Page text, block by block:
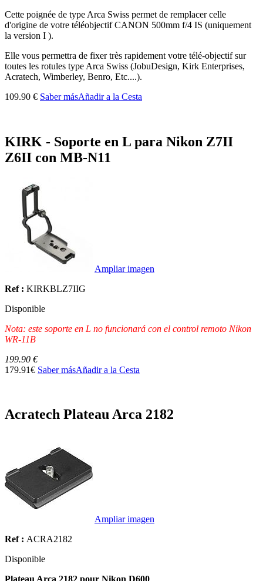
Cette poignée de type Arca Swiss permet de remplacer celle
d'origine de votre téléobjectif CANON 500mm f/4 IS (uniquement
la version I ).
Elle vous permettra de fixer très rapidement votre télé-objectif sur
toutes les rotules type Arca Swiss (JobuDesign, Kirk Enterprises,
Acratech, Wimberley, Benro, Etc....).
109.90 € Saber másAñadir a la Cesta
KIRK - Soporte en L para Nikon Z7II
Z6II con MB-N11
Ampliar imagen
Ref : KIRKBLZ7IIG
Disponible
Nota: este soporte en L no funcionará con el control remoto Nikon
WR-11B
199.90 €
179.91€ Saber másAñadir a la Cesta
Acratech Plateau Arca 2182
Ampliar imagen
Ref : ACRA2182
Disponible